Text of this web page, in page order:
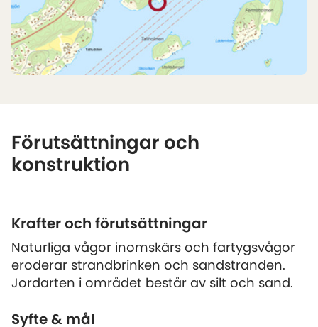
Förutsättningar och
konstruktion
Krafter och förutsättningar
Naturliga vågor inomskärs och fartygsvågor
eroderar strandbrinken och sandstranden.
Jordarten i området består av silt och sand.
Syfte & mål